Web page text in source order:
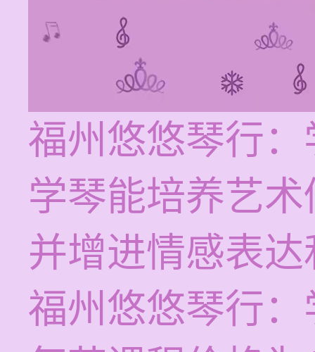
福州悠悠琴行
学琴能培养艺
并增进情感表
福州悠悠琴行